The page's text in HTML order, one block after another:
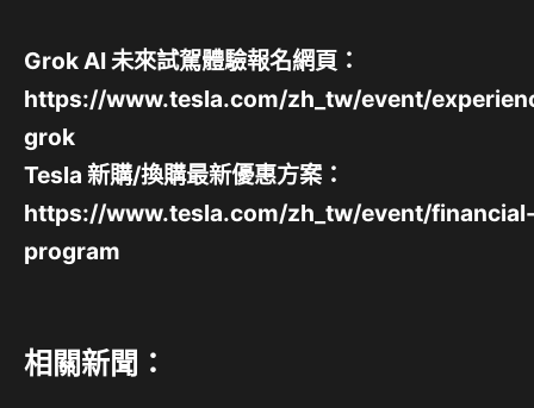
Grok AI 未來試駕體驗報名網頁：
https://www.tesla.com/zh_tw/event/
grok
Tesla 新購/換購最新優惠方案：
https://www.tesla.com/zh_tw/event/
program
相關新聞：